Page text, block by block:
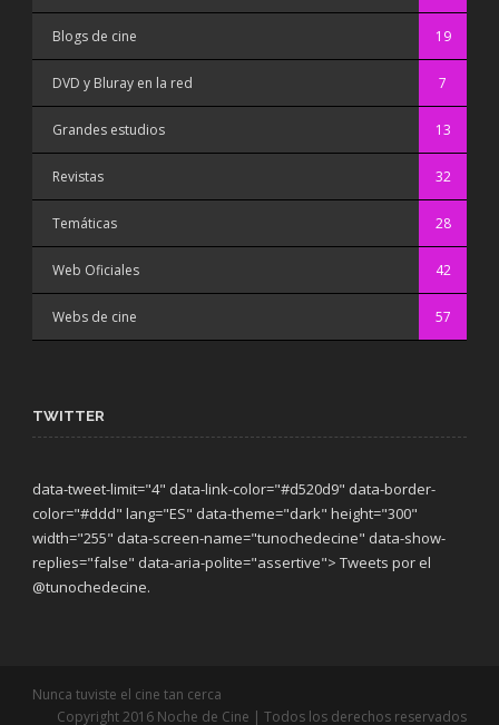
Blogs de cine 19
DVD y Bluray en la red 7
Grandes estudios 13
Revistas 32
Temáticas 28
Web Oficiales 42
Webs de cine 57
TWITTER
data-tweet-limit="4" data-link-color="#d520d9" data-border-
color="#ddd" lang="ES" data-theme="dark" height="300"
width="255" data-screen-name="tunochedecine" data-show-
replies="false" data-aria-polite="assertive"> Tweets por el
@tunochedecine.
Nunca tuviste el cine tan cerca
Copyright 2016 Noche de Cine | Todos los derechos reservados